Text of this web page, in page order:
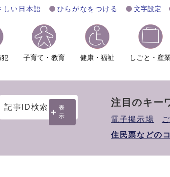
しい日本語 ひらがなをつける 文字設定
犯 子育て・教育 健康・福祉 しごと・産
記事ID検索
表
示
注目のキー
電子掲示場
住民票などの